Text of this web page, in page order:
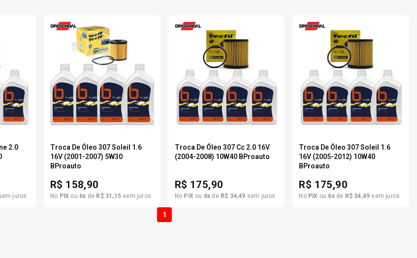
2.0
juros
Troca De Óleo 307 Soleil 1.6
16V (2001-2007) 5W30
BProauto
R$ 158,90
No PIX ou 6x de R$ 31 ,15sem juros
Troca De Óleo 307 Cc 2.0 16V
(2004-2008) 10W40 BProauto
R$ 175,90
No PIX ou 6x de R$ 34,49 sem juros
Troca De Óleo 307 Soleil 1.6
16V (2005-2012) 10W40
BProauto
R$ 175,90
No PIX ou 6xde R$ 34,49 sem juros
1